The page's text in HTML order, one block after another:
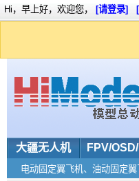
大疆无人机 FPV/
Hi，早上好，欢迎您， [请登录]
电动固定翼飞机、油动固定